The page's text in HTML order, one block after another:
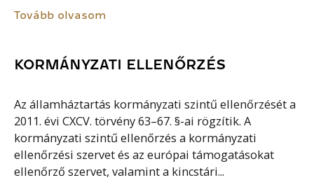
Tovább olvasom
KORMÁNYZATI ELLENŐRZÉS
Az államháztartás kormányzati szintű ellenőrzését a
2011. évi CXCV. törvény 63–67. §-ai rögzítik. A
kormányzati szintű ellenőrzés a kormányzati
ellenőrzési szervet és az európai támogatásokat
ellenőrző szervet, valamint a kincstári...